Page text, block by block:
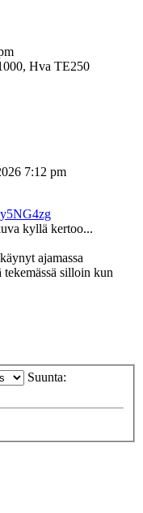
Hva TE250
7:12 pm
kyllä kertoo...
ajamassa
silloin kun
Suunta: